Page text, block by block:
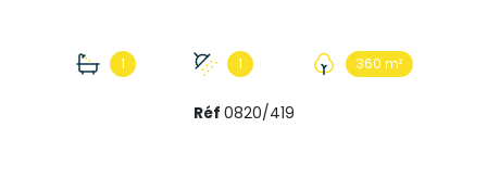
1 1 360 m²
Réf 0820/419